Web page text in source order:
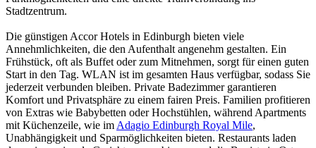
Stadtzentrum.
Die günstigen Accor Hotels in Edinburgh bieten viele
Annehmlichkeiten, die den Aufenthalt angenehm gestalten. Ein
Frühstück, oft als Buffet oder zum Mitnehmen, sorgt für einen guten
Start in den Tag. WLAN ist im gesamten Haus verfügbar, sodass Sie
jederzeit verbunden bleiben. Private Badezimmer garantieren
Komfort und Privatsphäre zu einem fairen Preis. Familien profitieren
von Extras wie Babybetten oder Hochstühlen, während Apartments
mit Küchenzeile, wie im Adagio Edinburgh Royal Mile,
Unabhängigkeit und Sparmöglichkeiten bieten. Restaurants laden